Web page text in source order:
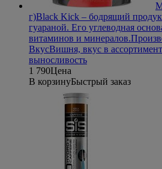
г)Black Kick – бодрящий
гуараной. Его углеводная
витаминов и минералов.
ВкусВишня, вкус в
выносливость
1 790Цена
В корзинуБыстрый заказ